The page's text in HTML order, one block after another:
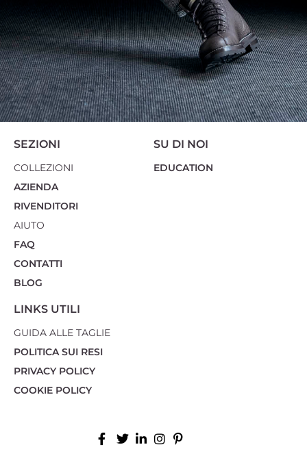
SEZIONI
COLLEZIONI
AZIENDA
RIVENDITORI
AIUTO
FAQ
CONTATTI
BLOG
SU DI NOI
EDUCATION
LINKS UTILI
GUIDA ALLE TAGLIE
POLITICA SUI RESI
PRIVACY POLICY
COOKIE POLICY